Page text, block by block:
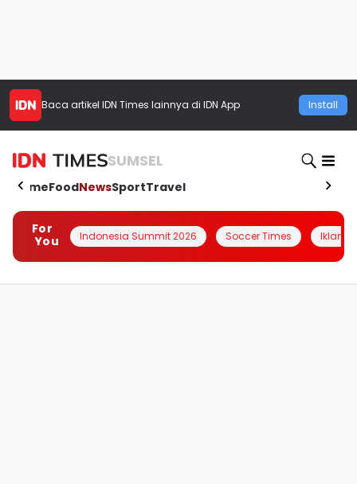
Baca artikel IDN Times lainnya di IDN App Install
SUMSEL
HomeFoodNewsSportTravel
For
You
Indonesia Summit 2026 Soccer Times Iklanin